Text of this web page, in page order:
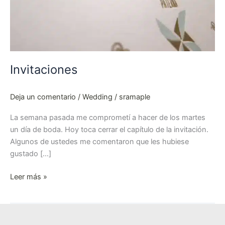
Invitaciones
Deja un comentario / Wedding / sramaple
La semana pasada me comprometí a hacer de los martes
un día de boda. Hoy toca cerrar el capítulo de la invitación.
Algunos de ustedes me comentaron que les hubiese
gustado […]
Leer más »